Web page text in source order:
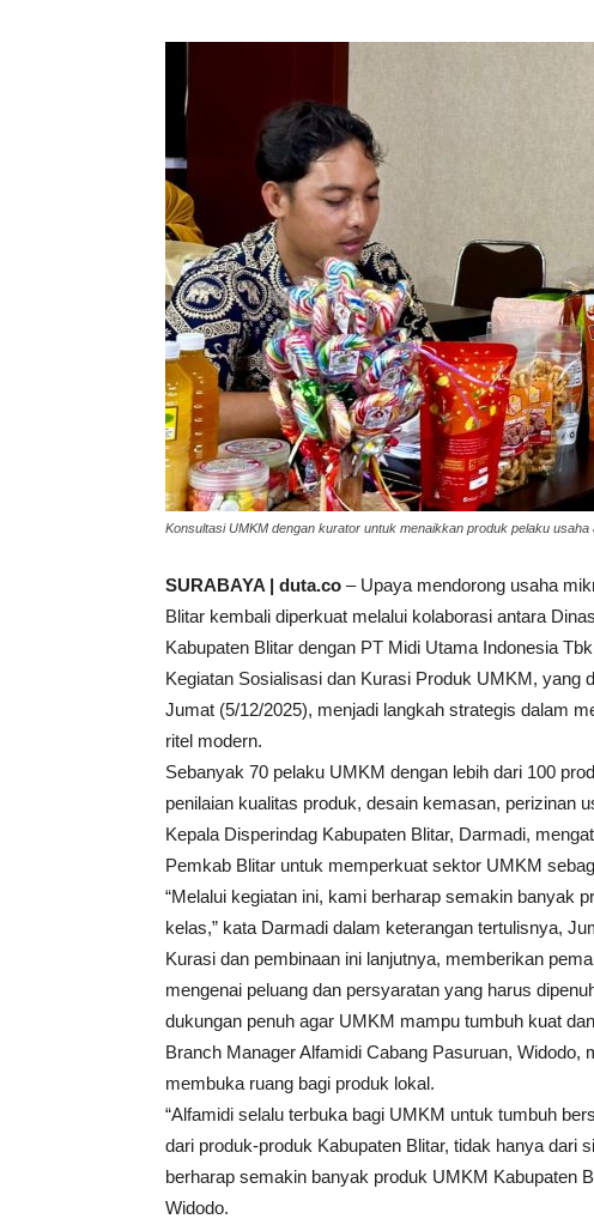
Konsultasi UMKM dengan kurator untuk menaikkan produk pelaku
SURABAYA | duta.co – Upaya mendorong usaha
Blitar kembali diperkuat melalui kolaborasi antara
Kabupaten Blitar dengan PT Midi Utama Indonesia
Kegiatan Sosialisasi dan Kurasi Produk UMKM, yang
Jumat (5/12/2025), menjadi langkah strategis dalam
ritel modern.
Sebanyak 70 pelaku UMKM dengan lebih dari 100
penilaian kualitas produk, desain kemasan, perizinan
Kepala Disperindag Kabupaten Blitar, Darmadi,
Pemkab Blitar untuk memperkuat sektor UMKM
“Melalui kegiatan ini, kami berharap semakin banyak
kelas,” kata Darmadi dalam keterangan tertulisnya,
Kurasi dan pembinaan ini lanjutnya, memberikan
mengenai peluang dan persyaratan yang harus
dukungan penuh agar UMKM mampu tumbuh kuat
Branch Manager Alfamidi Cabang Pasuruan,
membuka ruang bagi produk lokal.
“Alfamidi selalu terbuka bagi UMKM untuk tumbuh
dari produk-produk Kabupaten Blitar, tidak hanya dari
berharap semakin banyak produk UMKM Kabupaten
Widodo.